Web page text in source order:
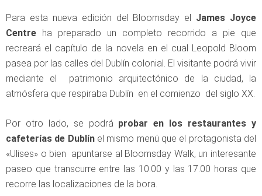
Para esta nueva edición del Bloomsday el
James Joyce
Centre ha preparado un completo recorrido a pie que
recreará el capítulo de la novela en el cual Leopold Bloom
pasea por las calles del Dublín colonial. El visitante podrá vivir
mediante el patrimonio arquitectónico de la ciudad, la
atmósfera que respiraba Dublín en el comienzo del siglo XX.
Por otro lado, se podrá probar en los restaurantes y
cafeterías de Dublínel mismo menú que el protagonista del
«Ulises» o bien apuntarse al Bloomsday Walk, un interesante
paseo que transcurre entre las 10.00 y las 17.00 horas que
recorre las localizaciones de la bora.